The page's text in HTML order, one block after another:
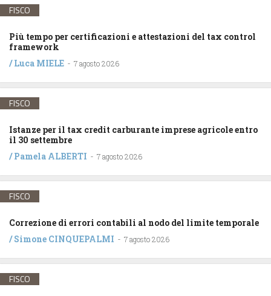
FISCO
Più tempo per certificazioni e attestazioni del tax control
framework
/Luca MIELE - 7 agosto 2026
FISCO
Istanze per il tax credit carburante imprese agricole entro
il 30 settembre
/Pamela ALBERTI - 7 agosto 2026
FISCO
Correzione di errori contabili al nodo del limite temporale
/Simone CINQUEPALMI - 7 agosto 2026
FISCO